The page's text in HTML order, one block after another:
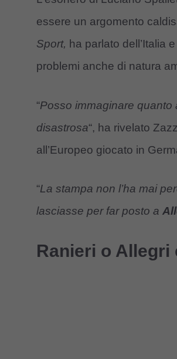
essere un argomento
Sport, ha parlato dell’Italia
problemi anche di natura
“Posso immaginare quanto
disastrosa“, ha rivelato
all’Europeo giocato in
“La stampa non l’ha mai
lasciasse per far posto a
Ranieri o Allegri